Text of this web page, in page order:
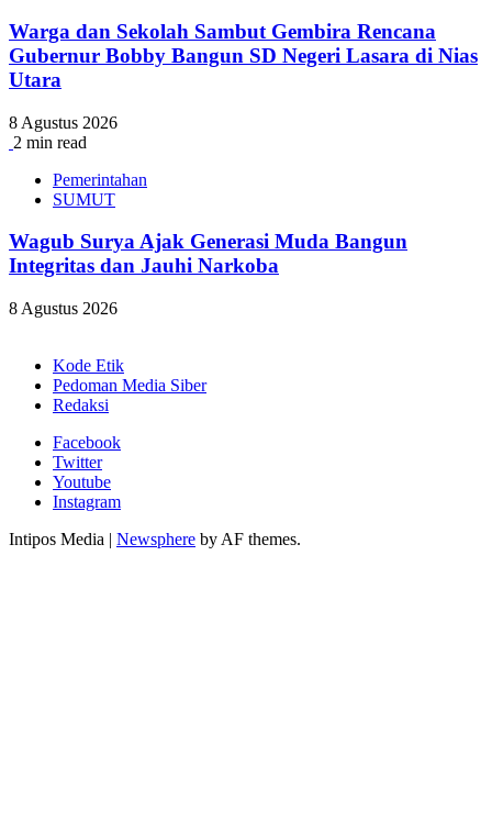
Warga dan Sekolah Sambut Gembira Rencana
Gubernur Bobby Bangun SD Negeri Lasara di Nias
Utara
8 Agustus 2026
2 min read
Pemerintahan
SUMUT
Wagub Surya Ajak Generasi Muda Bangun
Integritas dan Jauhi Narkoba
8 Agustus 2026
Kode Etik
Pedoman Media Siber
Redaksi
Facebook
Twitter
Youtube
Instagram
Intipos Media | Newsphere by AF themes.